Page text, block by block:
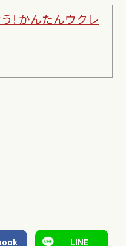
! かんたんウクレ
LINE